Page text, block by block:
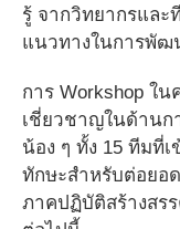
รู้ จากวิทยากรและ
แนวทางในการพัฒ
การ Workshop ใ
เชี่ยวชาญในด้าน
น้อง ๆ ทั้ง 15 ทีมที่เ
ทักษะสำหรับต่อยอ
ภาคปฏิบัติสร้างสร